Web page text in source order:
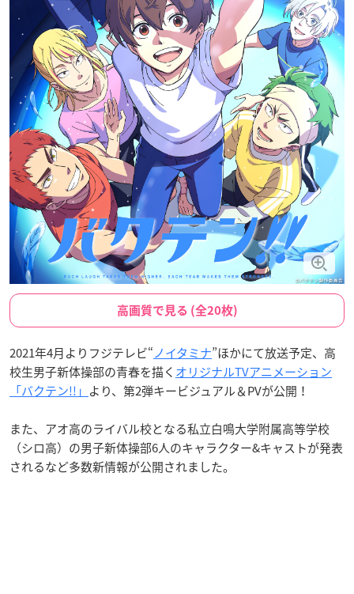
高画質で見る (全20枚)
2021年4月よりフジテレビ“ノイタミナ”ほかにて放送予定、高
校生男子新体操部の青春を描く オリジナルTVアニメーション
「バクテン!!」 より、第2弾キービジュアル＆PVが公開！
また、アオ高のライバル校となる私立白鳴大学附属高等学校
（シロ高）の男子新体操部6人のキャラクター&キャストが発表
されるなど多数新情報が公開されました。